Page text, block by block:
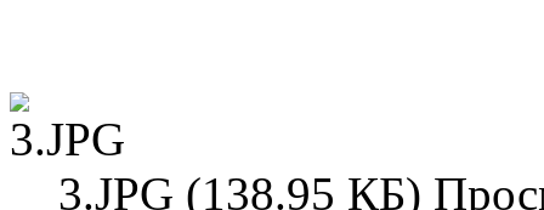
3.JPG (138.95 КБ)